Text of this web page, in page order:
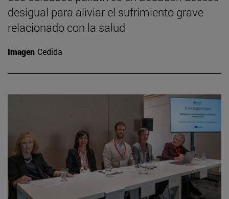
desigual para aliviar el sufrimiento grave
relacionado con la salud
Imagen Cedida